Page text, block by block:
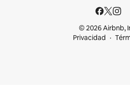
© 2026 Airbnb,
Privacidad